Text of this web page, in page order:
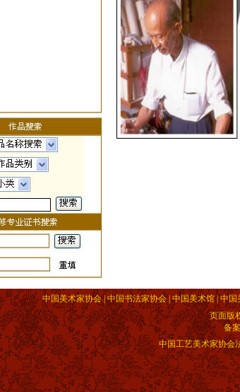
中国美术家协会 | 中国书法家协会 | 中国美术馆 | 中
页面版
备
中国工艺美术家协会